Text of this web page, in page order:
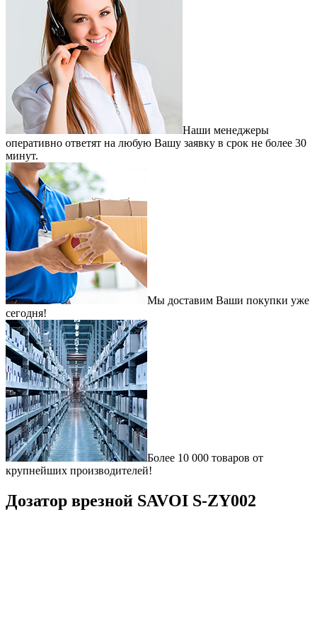
Наши менеджеры
оперативно ответят на любую Вашу заявку в срок не более 30
минут.
Мы доставим Ваши покупки уже
сегодня!
Более 10 000 товаров от
крупнейших производителей!
Дозатор врезной SAVOI S-ZY002